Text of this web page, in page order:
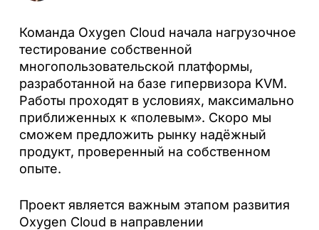
Команда Oxygen Cloud начала нагрузочное
тестирование собственной
многопользовательской платформы,
разработанной на базе гипервизора KVM.
Работы проходят в условиях, максимально
приближенных к «полевым». Скоро мы
сможем предложить рынку надёжный
продукт, проверенный на собственном
опыте.
Проект является важным этапом развития
Oxygen Cloud в направлении